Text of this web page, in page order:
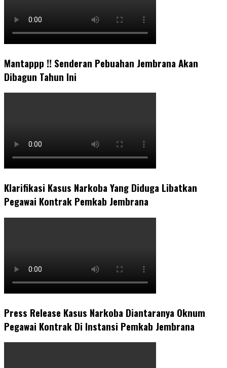
Mantappp !! Senderan Pebuahan Jembrana Akan
Dibagun Tahun Ini
Klarifikasi Kasus Narkoba Yang Diduga Libatkan
Pegawai Kontrak Pemkab Jembrana
Press Release Kasus Narkoba Diantaranya Oknum
Pegawai Kontrak Di Instansi Pemkab Jembrana